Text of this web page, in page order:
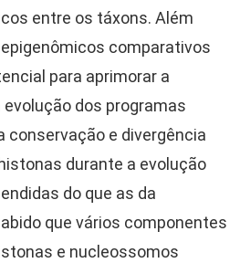
entre os táxons. Além
comparativos
para aprimorar a
dos programas
conservação e divergência
durante a evolução
do que as da
que vários componentes
e nucleossomos